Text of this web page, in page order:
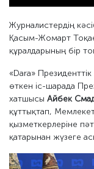
Журналистердің
Қасым-Жомарт
құралдарының бір
«Dara»
өткен іс-шарада
хатшысы Айбек
құттықтап,
қызметкерлеріне
қатарынан жүзеге